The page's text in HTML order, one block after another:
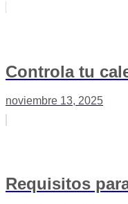
Controla tu
noviembre 13, 2025
Requisitos